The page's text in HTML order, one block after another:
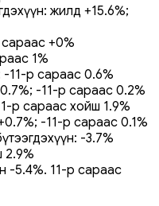
жилд +15.6%;
+0%
1%
11-р сараас 0.6%
-11-р сараас 0.2%
р сараас хойш 1.9%
-11-р сараас 0.1%
-3.7%
2.9%
-5.4%. 11-р сараас